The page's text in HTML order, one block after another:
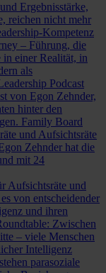
Ergebnisstärke,
reichen nicht mehr
Kompetenz
– Führung, die
einer Realität, in
als
Podcast
von Egon Zehnder,
hinter den
Family Board
und Aufsichtsräte
Zehnder hat die
mit 24
Aufsichtsräte und
von entscheidender
und ihren
Zwischen
– viele Menschen
Intelligenz
parasoziale